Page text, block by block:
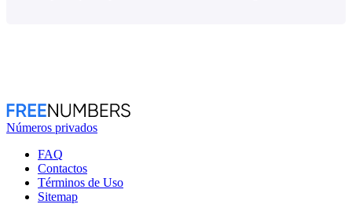
Números privados
FAQ
Contactos
Términos de Uso
Sitemap